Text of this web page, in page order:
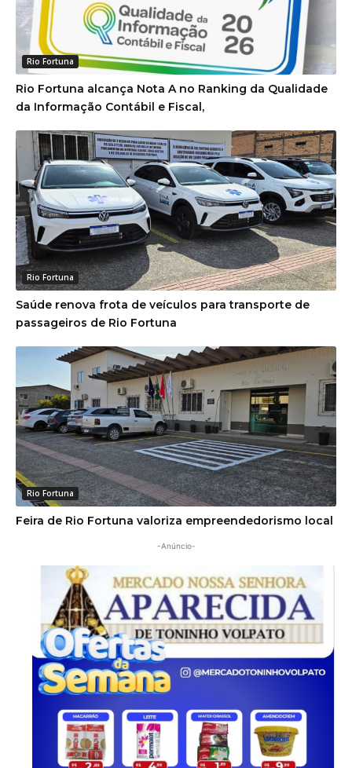
Rio Fortuna
Rio Fortuna alcança Nota A no Ranking da Qualidade
da Informação Contábil e Fiscal,
Rio Fortuna
Saúde renova frota de veículos para transporte de
passageiros de Rio Fortuna
Rio Fortuna
Feira de Rio Fortuna valoriza empreendedorismo local
-Anúncio-